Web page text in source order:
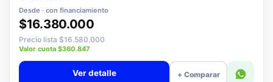
📍 Movicenter
Desde · con financiamiento
$16.380.000
Precio lista $16.580.000
Valor cuota $360.847